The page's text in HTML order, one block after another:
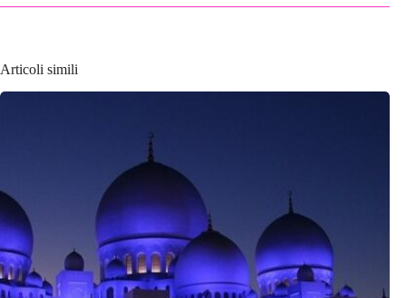
Articoli simili